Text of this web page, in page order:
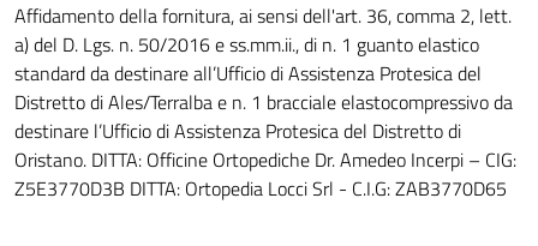
Affidamento della fornitura, ai sensi dell'art. 36, comma 2, lett.
a) del D. Lgs. n. 50/2016 e ss.mm.ii., di n. 1 guanto elastico
standard da destinare all’Ufficio di Assistenza Protesica del
Distretto di Ales/Terralba e n. 1 bracciale elastocompressivo da
destinare l’Ufficio di Assistenza Protesica del Distretto di
Oristano. DITTA: Officine Ortopediche Dr. Amedeo Incerpi – CIG:
Z5E3770D3B DITTA: Ortopedia Locci Srl - C.I.G: ZAB3770D65